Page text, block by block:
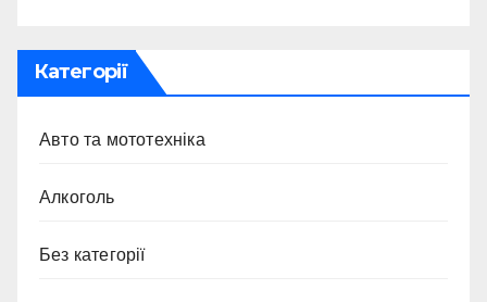
Категорії
Авто та мототехніка
Алкоголь
Без категорії